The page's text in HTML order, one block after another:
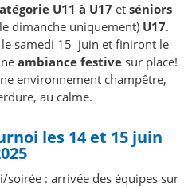
U11 à U17 et séniors
dimanche uniquement) U17.
samedi 15 juin et finiront le
ambiance festive sur place!
environnement champêtre,
au calme.
les 14 et 15 juin
soirée : arrivée des équipes sur